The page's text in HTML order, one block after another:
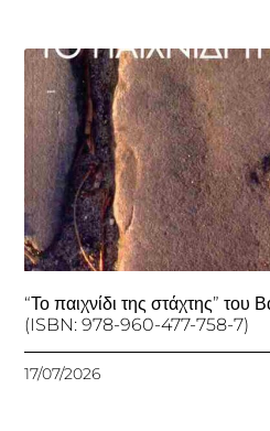
“Το παιχνίδι της στάχτης”
(ISBN: 978-960-477-758-7)
17/07/2026